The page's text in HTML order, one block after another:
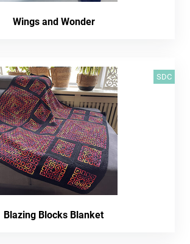
Wings and Wonder
SDC
Blazing Blocks Blanket